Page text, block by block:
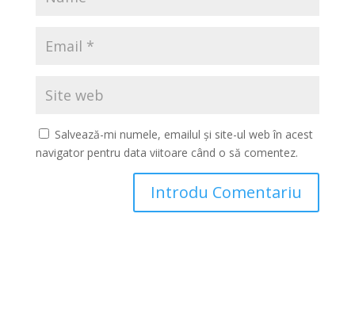
Salvează-mi numele, emailul și site-ul web în acest
navigator pentru data viitoare când o să comentez.